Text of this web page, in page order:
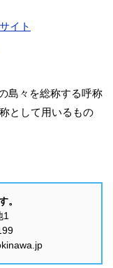
イト
島々を総称する呼称
として用いるもの
。